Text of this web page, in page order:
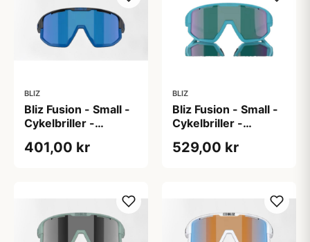
BLIZ
Bliz Fusion - Small -
Cykelbriller -
401,00 kr
BLIZ
Bliz Fusion - Small -
Cykelbriller -
529,00 kr